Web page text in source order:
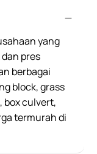
yang
pres
berbagai
block, grass
box culvert,
termurah di